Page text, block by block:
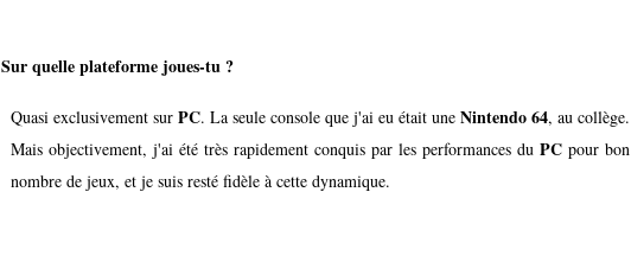
Sur quelle plateforme joues-tu ?
Quasi exclusivement sur PC. La seule console que j'ai eu était une Nintendo 64, au collège.
Mais objectivement, j'ai été très rapidement conquis par les performances du PC pour bon
nombre de jeux, et je suis resté fidèle à cette dynamique.